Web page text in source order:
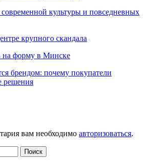
современной культуры и повседневных
крупного скандала
на форму в Минске
брендом: почему покупатели
решения
вам необходимо авторизоваться.